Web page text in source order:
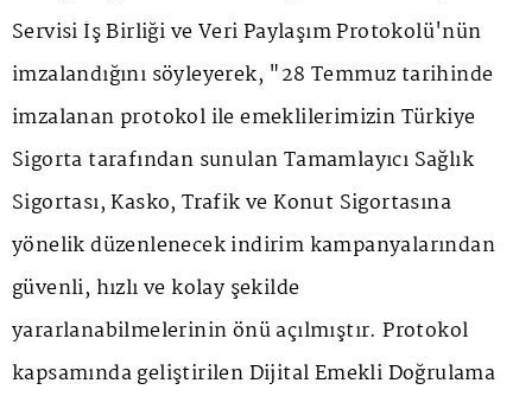
Servisi İş Birliği ve Veri Paylaşım Protokolü'nün
imzalandığını söyleyerek, "28 Temmuz tarihinde
imzalanan protokol ile emeklilerimizin Türkiye
Sigorta tarafından sunulan Tamamlayıcı Sağlık
Sigortası, Kasko, Trafik ve Konut Sigortasına
yönelik düzenlenecek indirim kampanyalarından
güvenli, hızlı ve kolay şekilde
yararlanabilmelerinin önü açılmıştır. Protokol
kapsamında geliştirilen Dijital Emekli Doğrulama